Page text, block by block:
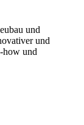
und
und
how und